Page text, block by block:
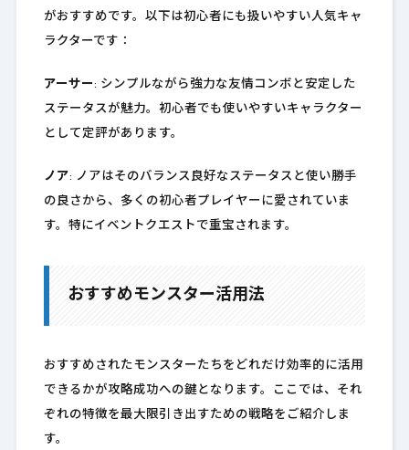
がおすすめです。以下は初心者にも扱いやすい人気キャ
ラクターです：
アーサー: シンプルながら強力な友情コンボと安定した
ステータスが魅力。初心者でも使いやすいキャラクター
として定評があります。
ノア: ノアはそのバランス良好なステータスと使い勝手
の良さから、多くの初心者プレイヤーに愛されていま
す。特にイベントクエストで重宝されます。
おすすめモンスター活用法
おすすめされたモンスターたちをどれだけ効率的に活用
できるかが攻略成功への鍵となります。ここでは、それ
ぞれの特徴を最大限引き出すための戦略をご紹介しま
す。